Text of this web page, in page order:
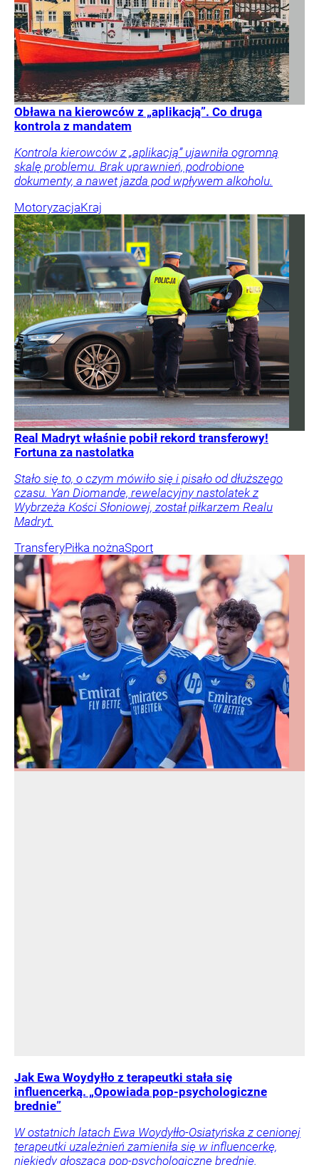
Obława na kierowców z „aplikacją”. Co druga
kontrola z mandatem
Kontrola kierowców z „aplikacją” ujawniła ogromną
skalę problemu. Brak uprawnień, podrobione
dokumenty, a nawet jazda pod wpływem alkoholu.
MotoryzacjaKraj
Real Madryt właśnie pobił rekord transferowy!
Fortuna za nastolatka
Stało się to, o czym mówiło się i pisało od dłuższego
czasu. Yan Diomande, rewelacyjny nastolatek z
Wybrzeża Kości Słoniowej, został piłkarzem Realu
Madryt.
TransferyPiłka nożnaSport
Jak Ewa Woydyłło z terapeutki stała się
influencerką. „Opowiada pop-psychologiczne
brednie”
W ostatnich latach Ewa Woydyłło-Osiatyńska z cenionej
terapeutki uzależnień zamieniła się w influencerkę,
niekiedy głoszącą pop-psychologiczne brednie.